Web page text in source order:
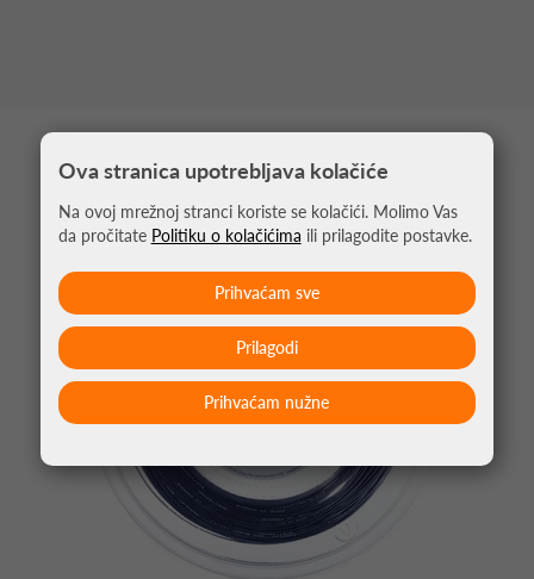
MOŽDA VAS ZANIMA
Ova stranica upotrebljava kolačiće
Na ovoj mrežnoj stranci koriste se kolačići. Molimo Vas
da pročitate Politiku o kolačićima ili prilagodite postavke.
Prihvaćam nužne
Prilagodi
Prihvaćam sve